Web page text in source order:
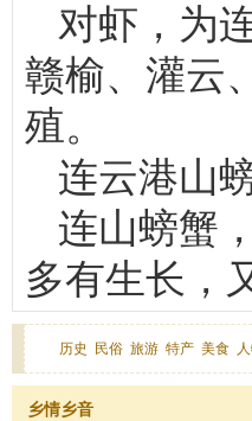
对虾，为
赣榆、灌云
殖。
连云港山
连山螃蟹
多有生长，
历史 民俗 旅游 特产 美食
乡情乡音